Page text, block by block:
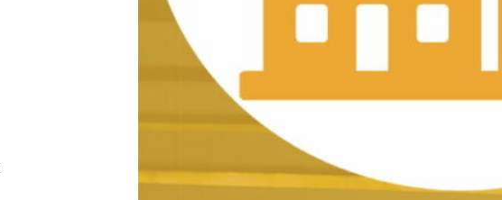
Pflegegeld beantragen: Immer
mehr Familien in Hessen setzen
auf 24-Stunden-Betreuung für
Senioren